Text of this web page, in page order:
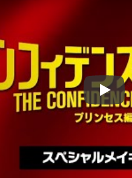
Play